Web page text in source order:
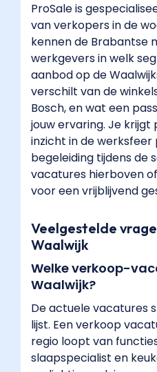
ProSale is
van verkopers in de
kennen de Brabantse
werkgevers in welk
aanbod op de
verschilt van de
Bosch, en wat een
jouw ervaring. Je krijgt
inzicht in de
begeleiding tijdens de
vacatures hierboven
voor een vrijblijvend
Veelgestelde
Waalwijk
Welke verkoop-
Waalwijk?
De actuele vacatures
lijst. Een verkoop
regio loopt van
slaapspecialist en